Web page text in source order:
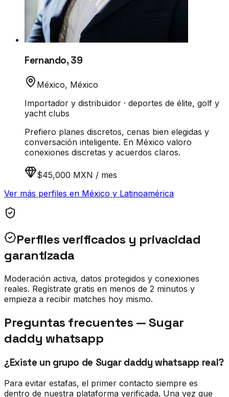
Fernando, 39
México, México
Importador y distribuidor · deportes de élite, golf y
yacht clubs
Prefiero planes discretos, cenas bien elegidas y
conversación inteligente. En México valoro
conexiones discretas y acuerdos claros.
$45,000 MXN / mes
Ver más perfiles en México y Latinoamérica
Perfiles verificados y privacidad
garantizada
Moderación activa, datos protegidos y conexiones
reales. Regístrate gratis en menos de 2 minutos y
empieza a recibir matches hoy mismo.
Preguntas frecuentes — Sugar
daddy whatsapp
¿Existe un grupo de Sugar daddy whatsapp real?
Para evitar estafas, el primer contacto siempre es
dentro de nuestra plataforma verificada. Una vez que